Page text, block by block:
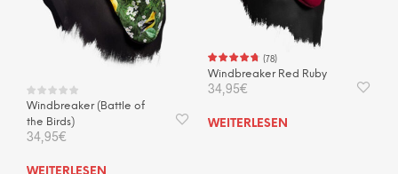
Windbreaker (Battle of
the Birds)
34,95€
WEITERLESEN
(78)
Windbreaker Red Ruby
34,95€
WEITERLESEN